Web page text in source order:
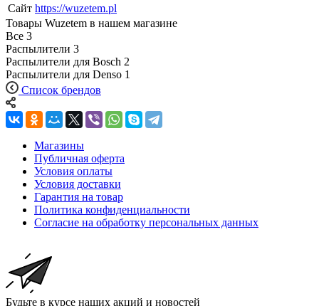
Сайт https://wuzetem.pl
Товары Wuzetem в нашем магазине
Все 3
Распылители 3
Распылители для Bosch 2
Распылители для Denso 1
Список брендов
Магазины
Публичная оферта
Условия оплаты
Условия доставки
Гарантия на товар
Политика конфиденциальности
Согласие на обработку персональных данных
Будьте в курсе наших акций и новостей